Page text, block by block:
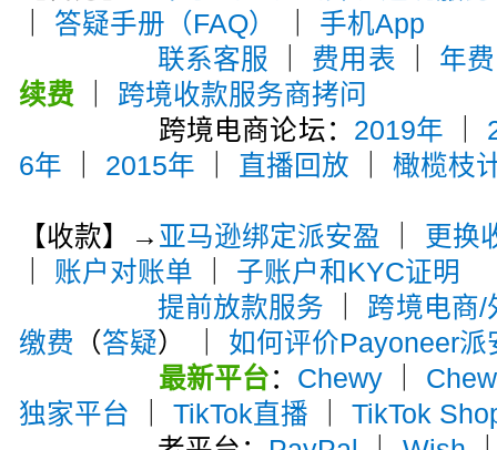
答疑手册（FAQ）
手机App
联系客服
费用表 年费
续费
跨境收款服务商拷问
跨境电商论坛： 2019年
6年
2015年 直播回放 ｜橄榄枝
【收款】→ 亚马逊绑定派安盈
更换
账户对账单
子账户和KYC证明
提前放款服务
跨境电商/
缴费 （答疑） ｜ 如何评价Payoneer派
最新平台： Chewy｜
独家平台 ｜TikTok直播 ｜TikTok